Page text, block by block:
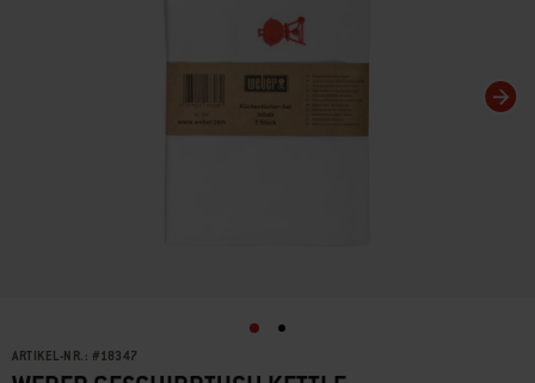
ARTIKEL-NR.: #18347